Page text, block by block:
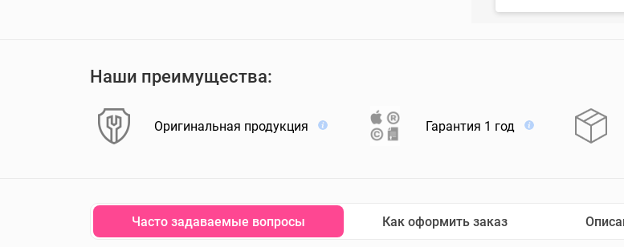
Наши преимущества:
Оригинальная продукция Гарантия 1 год
Часто задаваемые вопросы Как оформить заказ